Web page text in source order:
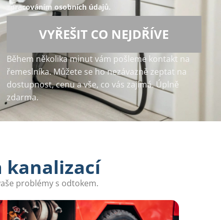
zpracováním osobních údajů.
VYŘEŠIT CO NEJDŘÍVE
Během několika minut vám pošleme kontakt na
řemeslníka. Můžete se ho nezávazně zeptat na
dostupnost, cenu a vše, co vás zajímá. Úplně
zdarma.
kanalizací
problémy s odtokem.